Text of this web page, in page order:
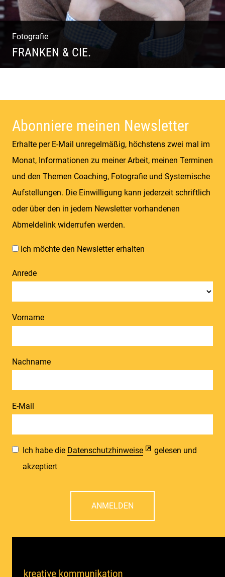
Fotografie
FRANKEN & CIE.
Abonniere meinen Newsletter
Erhalte per E-Mail unregelmäßig, höchstens zwei mal im
Monat, Informationen zu meiner Arbeit, meinen Terminen
und den Themen Coaching, Fotografie und Systemische
Aufstellungen. Die Einwilligung kann jederzeit schriftlich
oder über den in jedem Newsletter vorhandenen
Abmeldelink widerrufen werden.
Ich möchte den Newsletter erhalten
Anrede
Vorname
Nachname
E-Mail
Ich habe die Datenschutzhinweise
gelesen und
akzeptiert
ANMELDEN